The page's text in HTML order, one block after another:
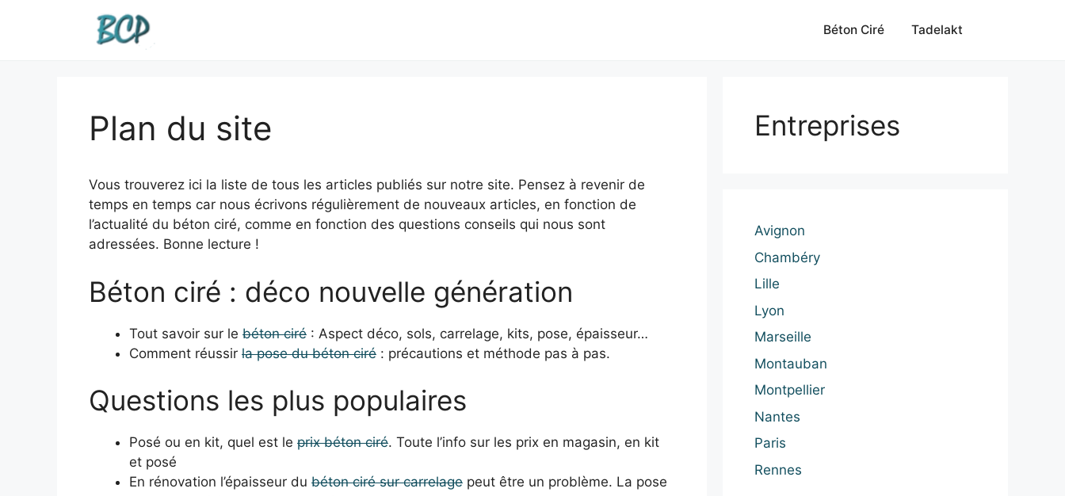
Béton Ciré Tadelakt
Plan du site
Vous trouverez ici la liste de tous les articles publiés sur notre site. Pensez à revenir de
temps en temps car nous écrivons régulièrement de nouveaux articles, en fonction de
l’actualité du béton ciré, comme en fonction des questions conseils qui nous sont
adressées. Bonne lecture !
Béton ciré : déco nouvelle génération
Tout savoir sur le béton ciré : Aspect déco, sols, carrelage, kits, pose, épaisseur…
Comment réussir la pose du béton ciré : précautions et méthode pas à pas.
Questions les plus populaires
Posé ou en kit, quel est le prix béton ciré. Toute l’info sur les prix en magasin, en kit
et posé
En rénovation l’épaisseur du béton ciré sur carrelage peut être un problème. La pose
Entreprises
Avignon
Chambéry
Lille
Lyon
Marseille
Montauban
Montpellier
Nantes
Paris
Rennes